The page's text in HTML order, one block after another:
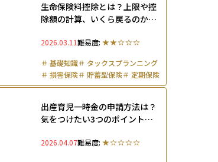
生命保険料控除とは？上限や控
除額の計算、いくら戻るのかを
2026.03.11難易度:
＃基礎知識＃ タックスプランニング
＃損害保険＃ 貯蓄型保険＃ 定期保険
出産育児一時金の申請方法は？
気をつけたい3つのポイントと
2026.04.07難易度: